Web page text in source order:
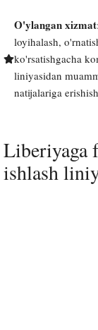
O'ylangan xizmat
loyihalash,
ko'rsatishgacha
liniyasidan
natijalariga
Liberiyaga
ishlash